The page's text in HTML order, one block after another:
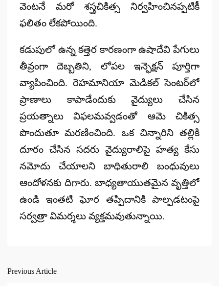
వెంటనే మరో శస్త్రచికిత్స నిర్వహించినప్పటికీ
ఫలితం లేకపోయింది.
కడుపులో ఉన్న కత్తెర కారణంగా ఉషాదేవి పేగులు
తీవ్రంగా దెబ్బతిని, లోపల ఇన్ఫెక్షన్ పూర్తిగా
వ్యాపించింది. రెహమానియా మెడికల్ సెంటర్‌లో
ప్రాణాలు కాపాడేందుకు వైద్యులు చేసిన
ప్రయత్నాలు విఫలమవ్వడంతో ఆమె చికిత్స
పొందుతూ మరణించింది. ఒక చిన్నారిని తల్లికి
దూరం చేసిన సదరు వైద్యురాలిపై హత్య కేసు
నమోదు చేయాలని బాధితురాలి బంధువులు
ఆందోళనకు దిగారు. బాధ్యతాయుతమైన వృత్తిలో
ఉండి ఇంతటి ఘోర తప్పిదానికి పాల్పడటంపై
సర్వత్రా విమర్శలు వ్యక్తమవుతున్నాయి.
Post
Previous Article